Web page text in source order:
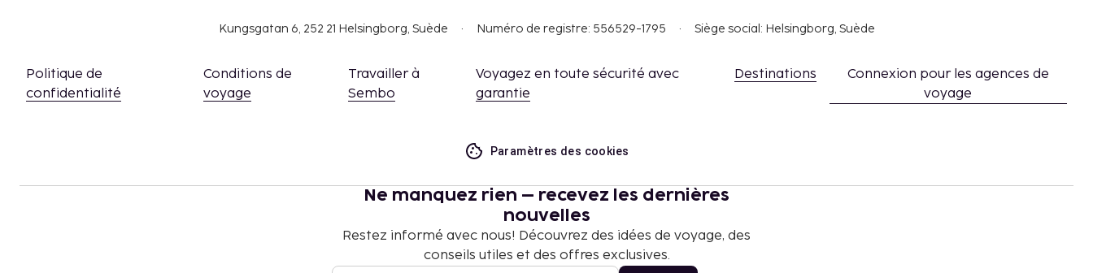
Kungsgatan 6, 252 21 Helsingborg, Suède Numéro de registre: 556529-1795 Siège social: Helsingborg, Suède
Politique de
confidentialité
Conditions de
voyage
Travailler à
Sembo
Voyagez en toute sécurité avec
garantie
Destinations
Connexion pour les agences de
voyage
Paramètres des cookies
Ne manquez rien – recevez les dernières
nouvelles
Restez informé avec nous! Découvrez des idées de voyage, des
conseils utiles et des offres exclusives.